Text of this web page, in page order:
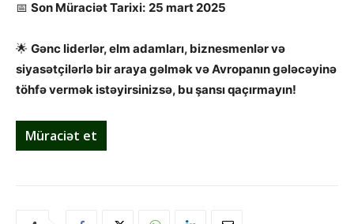
📅 Son Müraciət Tarixi: 25 mart 2025
🌟 Gənc liderlər, elm adamları, biznesmenlər və
siyasətçilərlə bir araya gəlmək və Avropanın gələcəyinə
töhfə vermək istəyirsinizsə, bu şansı qaçırmayın!
Müraciət et